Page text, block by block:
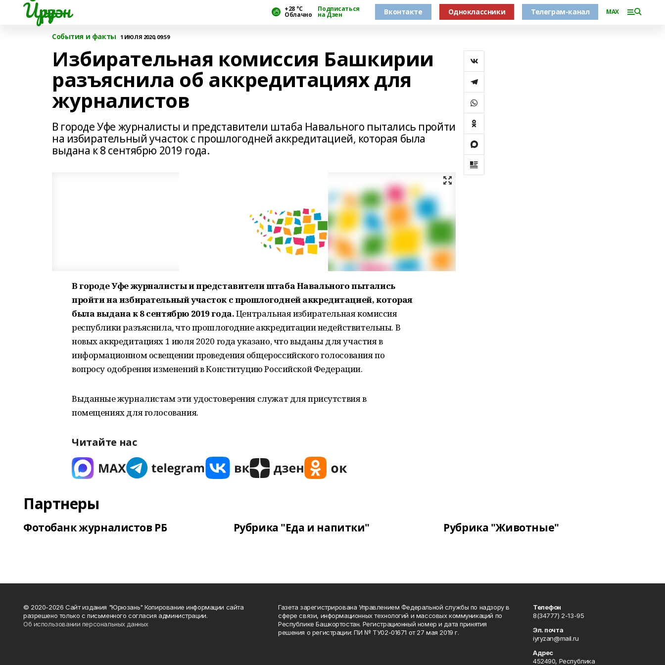
Йүрүҙән +28 °С
Облачно
Подписаться
на Дзен Вконтакте Одноклассники Телеграм-канал MAX
События и факты 1 ИЮЛЯ 2020, 09:59
Избирательная комиссия Башкирии
разъяснила об аккредитациях для
журналистов
В городе Уфе журналисты и представители штаба Навального пытались пройти
на избирательный участок с прошлогодней аккредитацией, которая была
выдана к 8 сентябрю 2019 года.
В городе Уфе журналисты и представители штаба Навального пытались
пройти на избирательный участок с прошлогодней аккредитацией, которая
была выдана к 8 сентябрю 2019 года.Центральная избирательная комиссия
республики разъяснила, что прошлогодние аккредитации недействительны. В
новых аккредитациях 1 июля 2020 года указано, что выданы для участия в
информационном освещении проведения общероссийского голосования по
вопросу одобрения изменений в Конституцию Российской Федерации.
Выданные журналистам эти удостоверения служат для присутствия в
помещениях для голосования.
Читайте нас
Партнеры
Фотобанк журналистов РБ Рубрика "Еда и напитки" Рубрика "Животные"
© 2020-2026 Сайт издания "Юрюзань" Копирование информации сайта
разрешено только с письменного согласия администрации.
Об использовании персональных данных
Газета зарегистрирована Управлением Федеральной службы по надзору в
сфере связи, информационных технологий и массовых коммуникаций по
Республике Башкортостан. Регистрационный номер и дата принятия
решения о регистрации: ПИ № ТУ02-01671 от 27 мая 2019 г.
Телефон
8(34777) 2-13-95
Эл. почта
iyryzan@mail.ru
Адрес
452490, Республика